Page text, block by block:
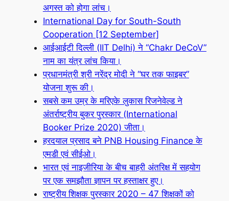
अगस्त को होगा लांच।
International Day for South-South
Cooperation [12 September]
आईआईटी दिल्ली (IIT Delhi) ने “Chakr DeCoV”
नाम का यंत्र लांच किया।
प्रधानमंत्री श्री नरेंद्र मोदी ने “घर तक फाइबर”
योजना शुरू की।
सबसे कम उम्र के मरिएके लुकास रिजनेवेल्ड ने
अंतर्राष्ट्रीय बुकर पुरस्कार (International
Booker Prize 2020) जीता।
हरदयाल प्रसाद बने PNB Housing Finance के
एमडी एवं सीईओ।
भारत एवं नाइजीरिया के बीच बाहरी अंतरिक्ष में सहयोग
पर एक समझौता ज्ञापन पर हस्ताक्षर हुए।
राष्ट्रीय शिक्षक पुरस्कार 2020 – 47 शिक्षकों को